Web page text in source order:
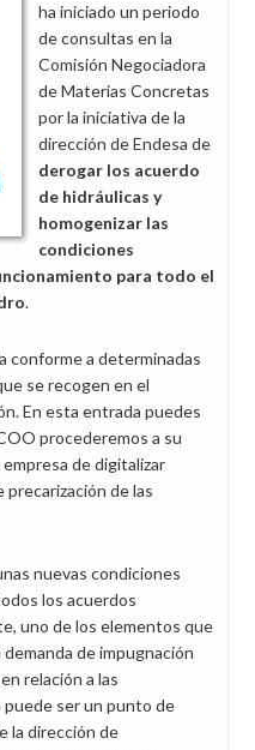
ha iniciado un periodo
de consultas en la
Comisión Negociadora
de Materias Concretas
por la iniciativa de la
dirección de Endesa de
derogar los acuerdo
de hidráulicas y
homogenizar las
condiciones
para todo el
.
conforme a determinadas
se recogen en el
En esta entrada puedes
procederemos a su
de digitalizar
precarización de las
nuevas condiciones
los acuerdos
uno de los elementos que
de impugnación
relación a las
ser un punto de
la dirección de